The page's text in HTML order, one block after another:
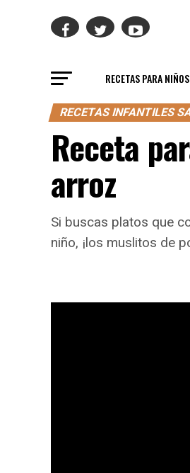
RECETAS PARA NIÑOS
RECETAS INFANTILES
Receta
arroz
Si buscas platos que
niño, ¡los muslitos de